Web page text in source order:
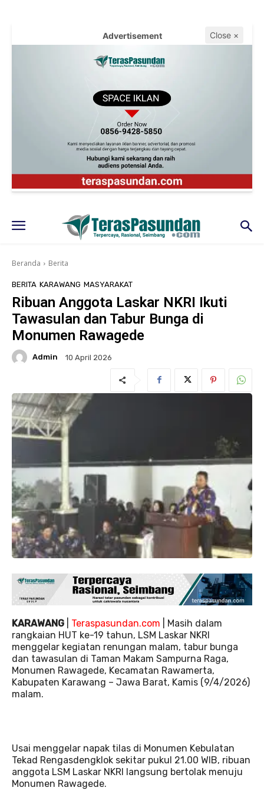
Advertisement Close ×
Beranda Berita
BERITA KARAWANG MASYARAKAT
Ribuan Anggota Laskar NKRI Ikuti
Tawasulan dan Tabur Bunga di
Monumen Rawagede
Admin 10 April 2026
KARAWANG Teraspasundan.com | Masih dalam
rangkaian HUT ke-19 tahun, LSM Laskar NKRI
menggelar kegiatan renungan malam, tabur bunga
dan tawasulan di Taman Makam Sampurna Raga,
Monumen Rawagede, Kecamatan Rawamerta,
Kabupaten Karawang – Jawa Barat, Kamis (9/4/2026)
malam.
Usai menggelar napak tilas di Monumen Kebulatan
Tekad Rengasdengklok sekitar pukul 21.00 WIB, ribuan
anggota LSM Laskar NKRI langsung bertolak menuju
Monumen Rawagede.